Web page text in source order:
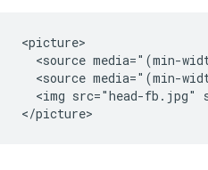
<picture>
<source
<source
<img src="head-